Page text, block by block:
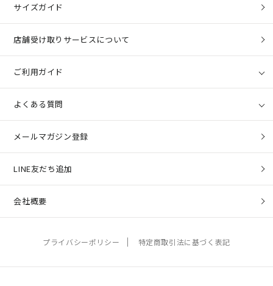
サイズガイド
店舗受け取りサービスについて
ご利用ガイド
よくある質問
メールマガジン登録
LINE友だち追加
会社概要
プライバシーポリシー 特定商取引法に基づく表記